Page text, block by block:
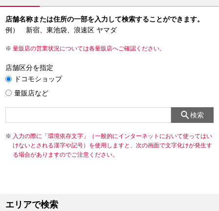
店舗名称または住所の一部を入力して検索することができます。
例） 新宿、東池袋、浪速区 ヤマダ
量販店の営業状況については各量販店へご確認ください。
店舗区分を指定
ドコモショップ
量販店など
検索
入力の際に「環境依存文字」（一般的にインターネットにおいて使ってはい
けないとされる漢字や記号）を使用しますと、次の画面で文字化けが発生す
る場合がありますのでご注意ください。
エリアで検索